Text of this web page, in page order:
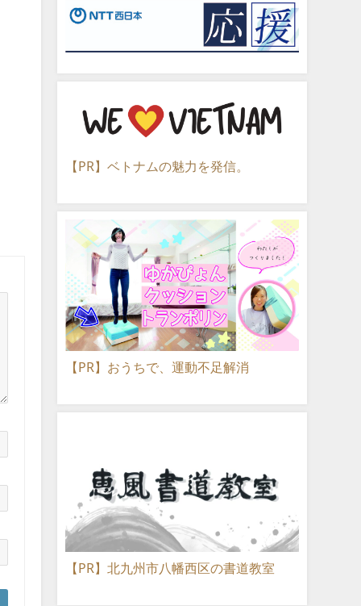
【PR】ベトナムの魅力を発信。
【PR】おうちで、運動不足解消
【PR】北九州市八幡西区の書道教室